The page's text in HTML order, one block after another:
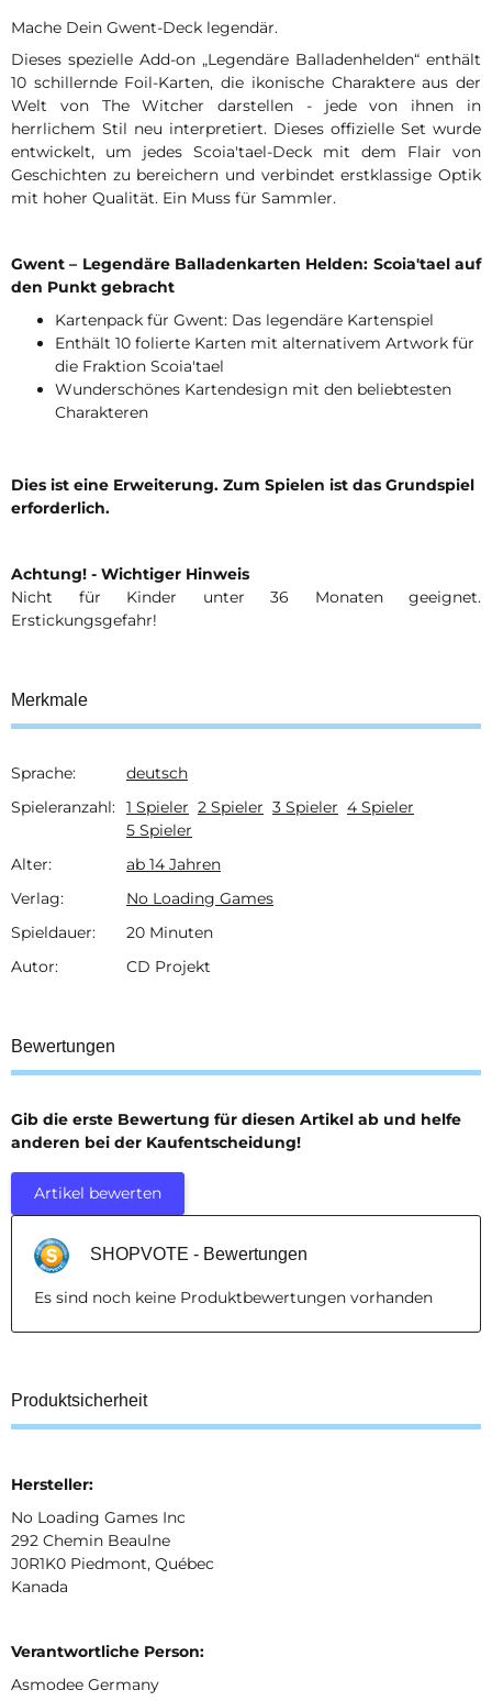
Mache Dein Gwent-Deck legendär.
Dieses spezielle Add-on „Legendäre Balladenhelden“ enthält
10 schillernde Foil-Karten, die ikonische Charaktere aus der
Welt von The Witcher darstellen - jede von ihnen in
herrlichem Stil neu interpretiert. Dieses offizielle Set wurde
entwickelt, um jedes Scoia'tael-Deck mit dem Flair von
Geschichten zu bereichern und verbindet erstklassige Optik
mit hoher Qualität. Ein Muss für Sammler.
Gwent – Legendäre Balladenkarten Helden: Scoia'tael auf
den Punkt gebracht
Kartenpack für Gwent: Das legendäre Kartenspiel
Enthält 10 folierte Karten mit alternativem Artwork für
die Fraktion Scoia'tael
Wunderschönes Kartendesign mit den beliebtesten
Charakteren
Dies ist eine Erweiterung. Zum Spielen ist das Grundspiel
erforderlich.
Achtung! - Wichtiger Hinweis
Nicht für Kinder unter 36 Monaten geeignet.
Erstickungsgefahr!
Merkmale
Produkteigenschaft
Wert
Sprache:
deutsch
Spieleranzahl: 1 Spieler 2 Spieler 3 Spieler 4 Spieler
5 Spieler
Alter:
ab 14 Jahren
Verlag:
No Loading Games
Spieldauer:
20 Minuten
Autor:
CD Projekt
Bewertungen
Gib die erste Bewertung für diesen Artikel ab und helfe
anderen bei der Kaufentscheidung!
Artikel bewerten
SHOPVOTE - Bewertungen
Es sind noch keine Produktbewertungen vorhanden
Produktsicherheit
Hersteller:
No Loading Games Inc
292 Chemin Beaulne
J0R1K0 Piedmont, Québec
Kanada
Verantwortliche Person:
Asmodee Germany